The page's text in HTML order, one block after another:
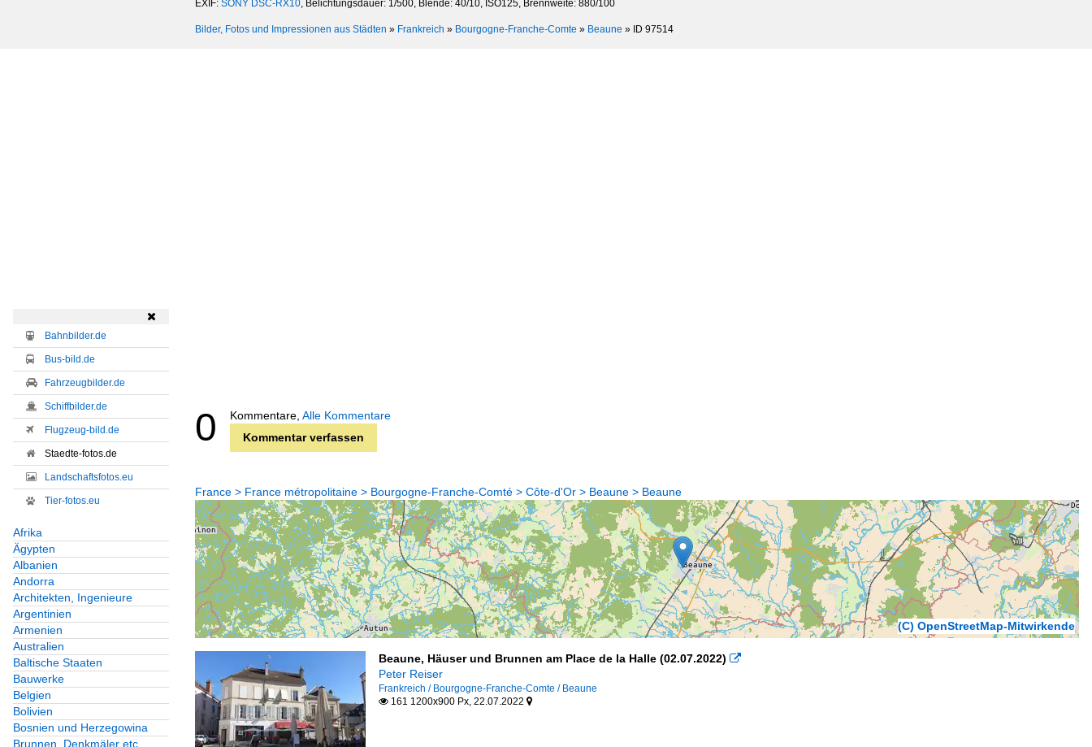
EXIF: SONY DSC-RX10, Belichtungsdauer: 1/500, Blende: 40/10, ISO125, Brennweite: 880/100
Bilder, Fotos und Impressionen aus Städten » Frankreich » Bourgogne-Franche-Comte » Beaune » ID 97514

Bahnbilder.de
Bus-bild.de
Fahrzeugbilder.de
Schiffbilder.de
Flugzeug-bild.de
Staedte-fotos.de
Landschaftsfotos.eu
Tier-fotos.eu
Afrika
Ägypten
Albanien
Andorra
Architekten, Ingenieure
Argentinien
Armenien
Australien
Baltische Staaten
Bauwerke
Belgien
Bolivien
Bosnien und Herzegowina
Brunnen, Denkmäler etc.
0 Kommentare, Alle Kommentare
Kommentar verfassen
France > France métropolitaine > Bourgogne-Franche-Comté > Côte-d'Or > Beaune > Beaune
(C) OpenStreetMap-Mitwirkende
Beaune, Häuser und Brunnen am Place de la Halle (02.07.2022) 
Peter Reiser
Frankreich / Bourgogne-Franche-Comte / Beaune
161 1200x900 Px, 22.07.2022 